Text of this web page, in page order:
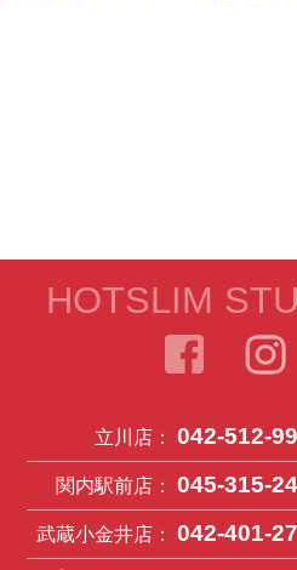
HOTSLIM
立川店： 042-512-
関内駅前店： 045-315-
武蔵小金井店： 042-401-